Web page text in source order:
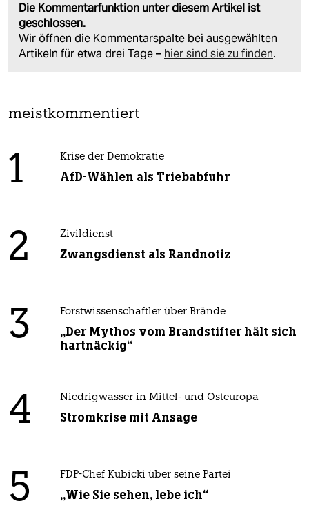
Die Kommentarfunktion unter diesem Artikel ist
geschlossen.
Wir öffnen die Kommentarspalte bei ausgewählten
Artikeln für etwa drei Tage – hier sind sie zu finden.
meistkommentiert
1 Krise der Demokratie
AfD-Wählen als Triebabfuhr
2 Zivildienst
Zwangsdienst als Randnotiz
3 Forstwissenschaftler über Brände
„Der Mythos vom Brandstifter hält sich
hartnäckig“
4 Niedrigwasser in Mittel- und Osteuropa
Stromkrise mit Ansage
5 FDP-Chef Kubicki über seine Partei
„Wie Sie sehen, lebe ich“